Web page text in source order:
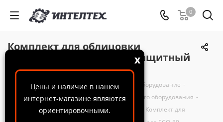
Цены и наличие в нашем
интернет-магазине являются
ориентировочными.
x
0
Комплект для облицовки
CONTRACOR резиновый защитный
для ECO-80
ООО "ИнтелТех" - Каталог Пескоструйное оборудование -
Комплектующие и запчасти для пескоструйного оборудования -
Запчасти для пескоструйного оборудования
Комплект для